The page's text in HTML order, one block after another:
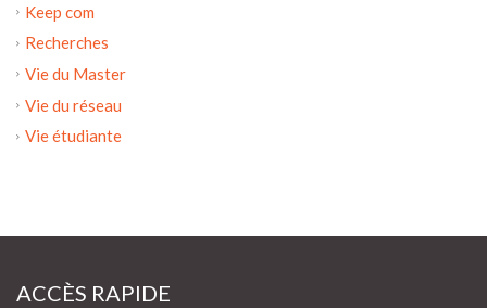
Keep com
Recherches
Vie du Master
Vie du réseau
Vie étudiante
ACCÈS RAPIDE